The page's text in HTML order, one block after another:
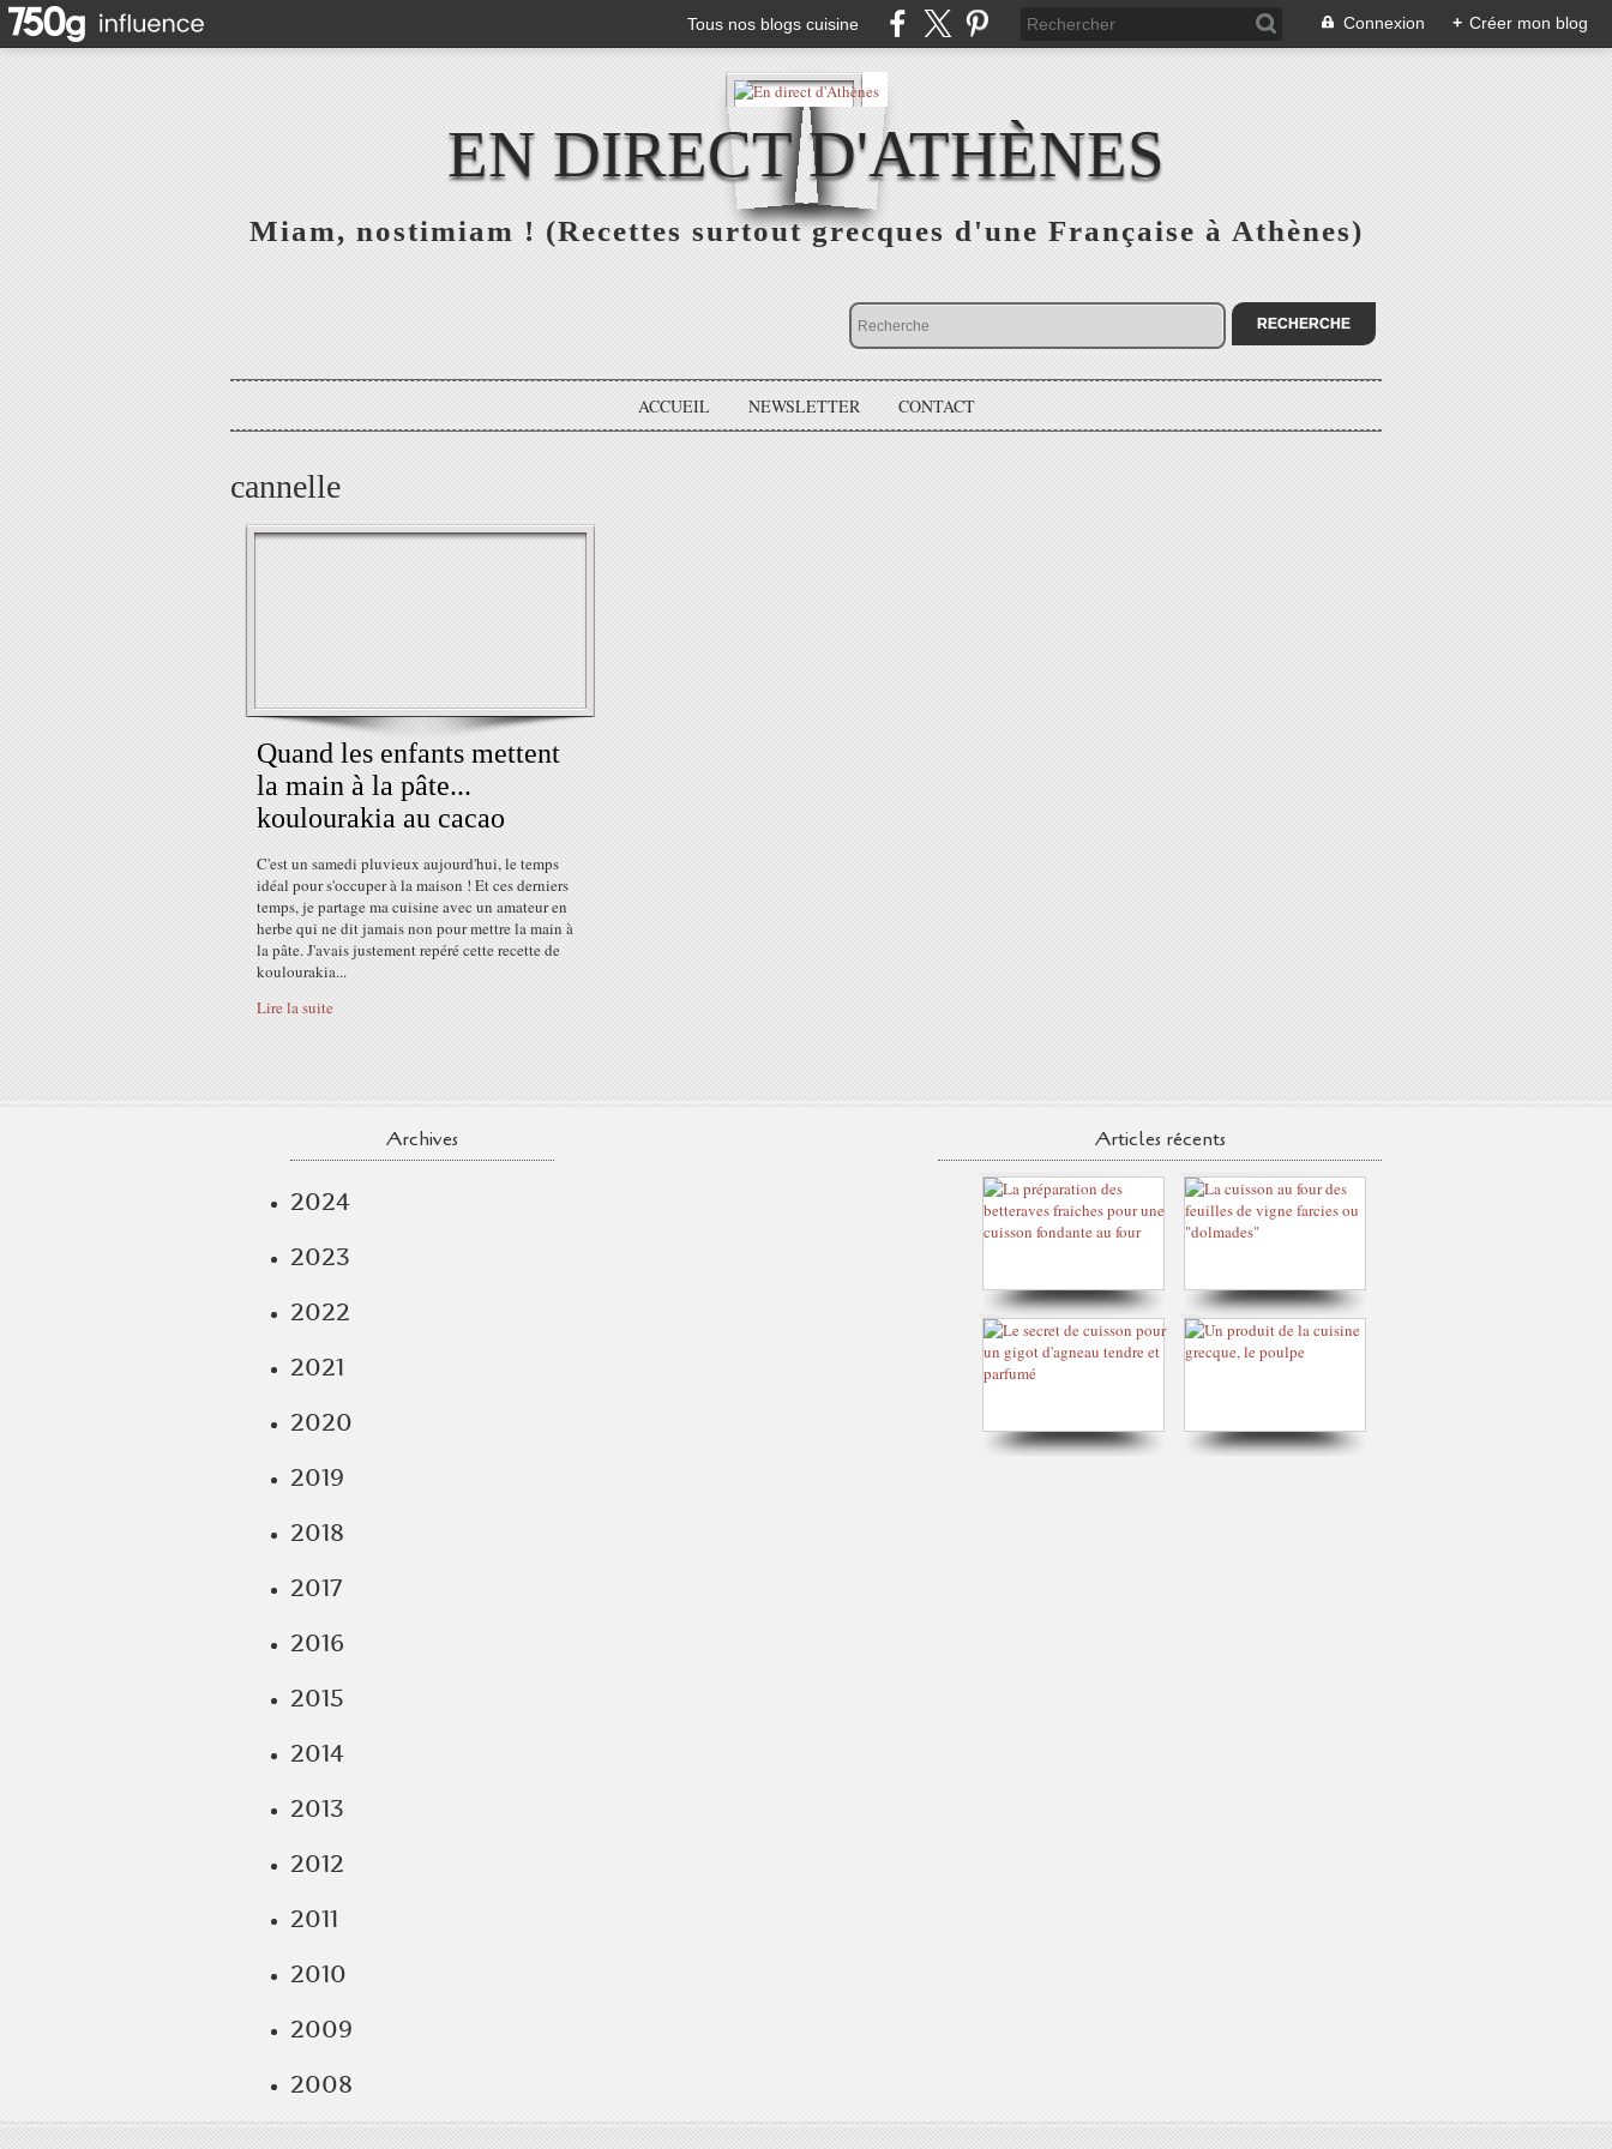
Tous nos blogs cuisine Connexion + Créer mon blog
EN DIRECT D'ATHÈNES
Miam, nostimiam ! (Recettes surtout grecques d'une Française à Athènes)
ACCUEIL NEWSLETTER CONTACT
cannelle
Quand les enfants mettent
la main à la pâte...
koulourakia au cacao
C'est un samedi pluvieux aujourd'hui, le temps
idéal pour s'occuper à la maison ! Et ces derniers
temps, je partage ma cuisine avec un amateur en
herbe qui ne dit jamais non pour mettre la main à
la pâte. J'avais justement repéré cette recette de
koulourakia...
Lire la suite
Archives
2024
2023
2022
2021
2020
2019
2018
2017
2016
2015
2014
2013
2012
2011
2010
2009
2008
Articles récents